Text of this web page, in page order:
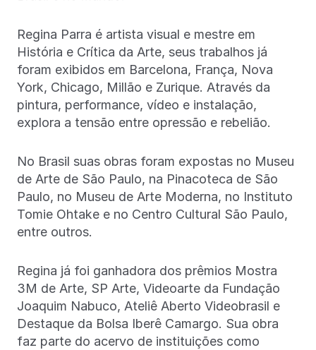
Regina Parra é artista visual e mestre em
História e Crítica da Arte, seus trabalhos já
foram exibidos em Barcelona, França, Nova
York, Chicago, Millão e Zurique. Através da
pintura, performance, vídeo e instalação,
explora a tensão entre opressão e rebelião.
No Brasil suas obras foram expostas no Museu
de Arte de São Paulo, na Pinacoteca de São
Paulo, no Museu de Arte Moderna, no Instituto
Tomie Ohtake e no Centro Cultural São Paulo,
entre outros.
Regina já foi ganhadora dos prêmios Mostra
3M de Arte, SP Arte, Videoarte da Fundação
Joaquim Nabuco, Ateliê Aberto Videobrasil e
Destaque da Bolsa Iberê Camargo. Sua obra
faz parte do acervo de instituições como